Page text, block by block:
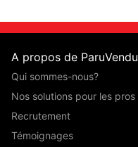
A propos de ParuVendu
Qui sommes-nous?
Nos solutions pour les pros
Recrutement
Témoignages